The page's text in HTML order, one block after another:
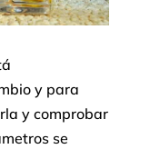
y para
y comprobar
se